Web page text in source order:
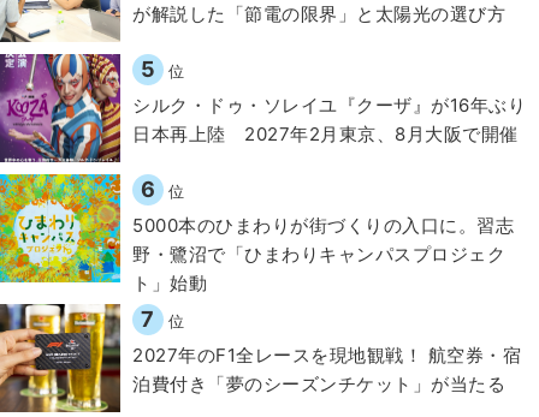
が解説した「節電の限界」と太陽光の選び方
5 位
シルク・ドゥ・ソレイユ『クーザ』が16年ぶり
日本再上陸 2027年2月東京、8月大阪で開催
6 位
5000本のひまわりが街づくりの入口に。習志
野・鷺沼で「ひまわりキャンパスプロジェク
ト」始動
7 位
2027年のF1全レースを現地観戦！ 航空券・宿
泊費付き「夢のシーズンチケット」が当たる